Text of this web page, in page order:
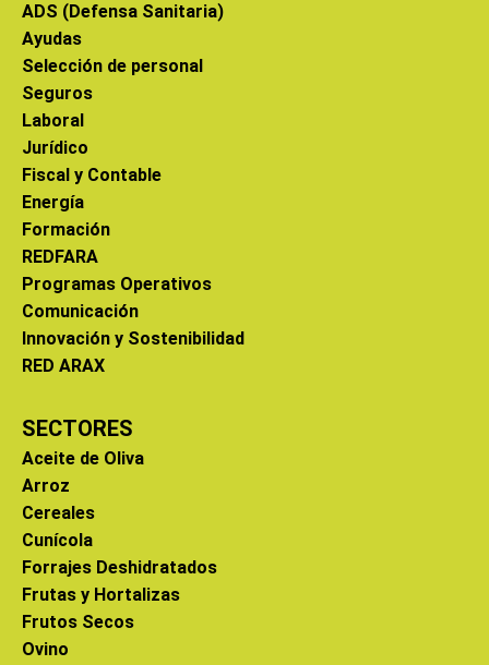
ADS (Defensa Sanitaria)
Ayudas
Selección de personal
Seguros
Laboral
Jurídico
Fiscal y Contable
Energía
Formación
REDFARA
Programas Operativos
Comunicación
Innovación y Sostenibilidad
RED ARAX
SECTORES
Aceite de Oliva
Arroz
Cereales
Cunícola
Forrajes Deshidratados
Frutas y Hortalizas
Frutos Secos
Ovino